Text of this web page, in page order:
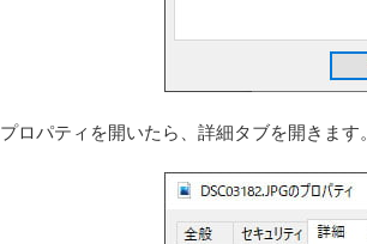
プロパティを開いたら、詳細タブを開きます